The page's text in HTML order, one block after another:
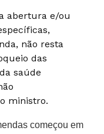
abertura e/ou
não resta
das
saúde
ministro.
começou em